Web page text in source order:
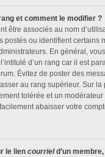
et comment le modifier ?
être associés au nom
postés ou identifient certains
En général,
d’un rang car il est
Évitez de poster des
au rang supérieur. Sur la
tolérée et un modérateur
abaisser votre
le lien courrield’un